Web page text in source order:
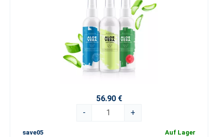
56.90 €
-
+
save05 Auf Lager